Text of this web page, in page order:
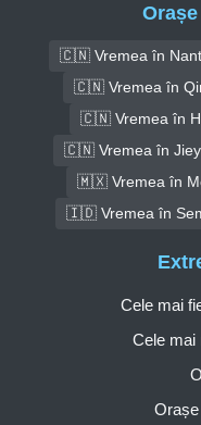
🇨🇳 Vremea în
🇨🇳 Vremea în
🇨🇳 Vremea în
🇨🇳 Vremea în
🇲🇽 Vremea în
🇮🇩 Vremea în
Cele mai
Cele mai